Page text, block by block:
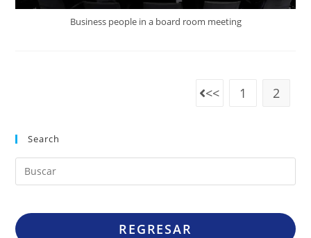
Business people in a board room meeting
1 2
Search
REGRESAR